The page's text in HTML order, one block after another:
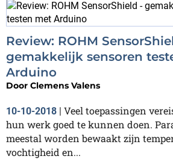
Review: ROHM
gemakkelijk sensoren
Arduino
Door Clemens Valens
10-10-2018 | Veel toepassingen
hun werk goed te kunnen doen.
meestal worden bewaakt zijn
vochtigheid en...